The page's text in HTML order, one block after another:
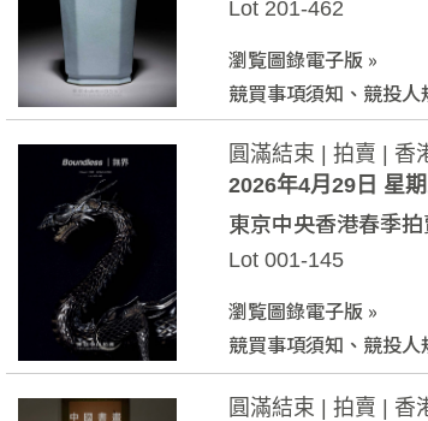
Lot 201-462
瀏覧圖錄電子版 »
競買事項須知、競投人
圓滿結束 | 拍賣 | 香
2026年4月29日 星
東京中央香港春季
Lot 001-145
瀏覧圖錄電子版 »
競買事項須知、競投人
圓滿結束 | 拍賣 | 香